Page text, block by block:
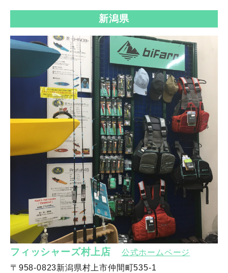
新潟県
フィッシャーズ村上店
公式ホームページ
〒958-0823新潟県村上市仲間町535-1